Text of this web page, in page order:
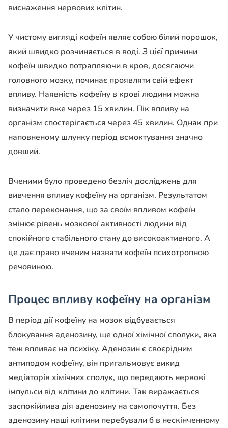
виснаження нервових клітин.
У чистому вигляді кофеїн являє собою білий порошок,
який швидко розчиняється в воді. З цієї причини
кофеїн швидко потрапляючи в кров, досягаючи
головного мозку, починає проявляти свій ефект
впливу. Наявність кофеїну в крові людини можна
визначити вже через 15 хвилин. Пік впливу на
організм спостерігається через 45 хвилин. Однак при
наповненому шлунку період всмоктування значно
довший.
Вченими було проведено безліч досліджень для
вивчення впливу кофеїну на організм. Результатом
стало переконання, що за своїм впливом кофеїн
змінює рівень мозкової активності людини від
спокійного стабільного стану до високоактивного. А
це дає право вченим назвати кофеїн психотропною
речовиною.
Процес впливу кофеїну на організм
В період дії кофеїну на мозок відбувається
блокування аденозину, ще одної хімічної сполуки, яка
теж впливає на психіку. Аденозин є своєрідним
антиподом кофеїну, він пригальмовує викид
медіаторів хімічних сполук, що передають нервові
імпульси від клітини до клітини. Так виражається
заспокійлива дія аденозину на самопочуття. Без
аденозину наші клітини перебували б в нескінченному